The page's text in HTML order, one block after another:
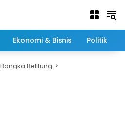
Ekonomi & Bisnis Politik
Bangka Belitung